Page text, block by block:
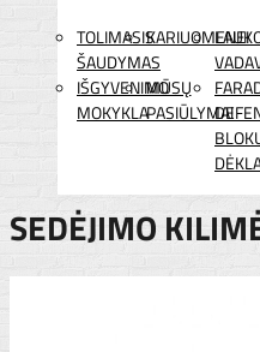
TOLIMASIS
ŠAUDYMAS
KARIUOMENEI
IŠGYVENIMO
MOKYKLA
MŪSŲ
PASIŪLYMAI
SEDĖJIMO